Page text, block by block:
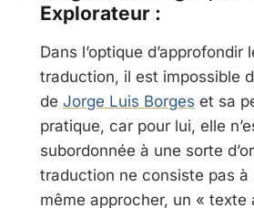
Explorateur :
Dans l’optique d’approfondir
traduction, il est impossible
de Jorge Luis Borges et sa
pratique, car pour lui, elle
subordonnée à une sorte
traduction ne consiste pas à
même approcher, un « texte